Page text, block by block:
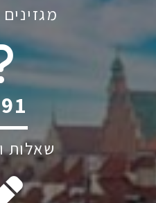
שאלות